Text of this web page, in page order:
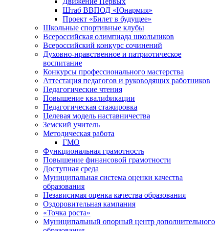
Штаб ВВПОД «Юнармия»
Проект «Билет в будущее»
Школьные спортивные клубы
Всероссийская олимпиада школьников
Всероссийский конкурс сочинений
Духовно-нравственное и патриотическое
воспитание
Конкурсы профессионального мастерства
Аттестация педагогов и руководящих работников
Педагогические чтения
Повышение квалификации
Педагогическая стажировка
Целевая модель наставничества
Земский учитель
Методическая работа
ГМО
Функциональная грамотность
Повышение финансовой грамотности
Доступная среда
Муниципальная система оценки качества
образования
Независимая оценка качества образования
Оздоровительная кампания
«Точка роста»
Муниципальный опорный центр дополнительного